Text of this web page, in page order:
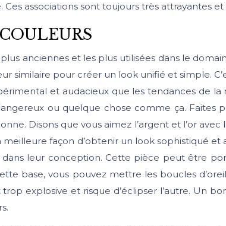
associations sont toujours très attrayantes
plus anciennes et les plus utilisées dans le
similaire pour créer un look unifié et simple.
et audacieux que les tendances de
ou quelque chose comme ça. Faites
Disons que vous aimez l’argent et l’or
meilleure façon d’obtenir un look sophistiqué
dans leur conception. Cette pièce peut être
base, vous pouvez mettre les boucles
explosive et risque d’éclipser l’autre. Un